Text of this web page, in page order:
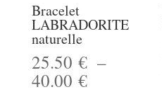
Bracelet
LABRADORITE
naturelle
25.50 € –
40.00 €Plage